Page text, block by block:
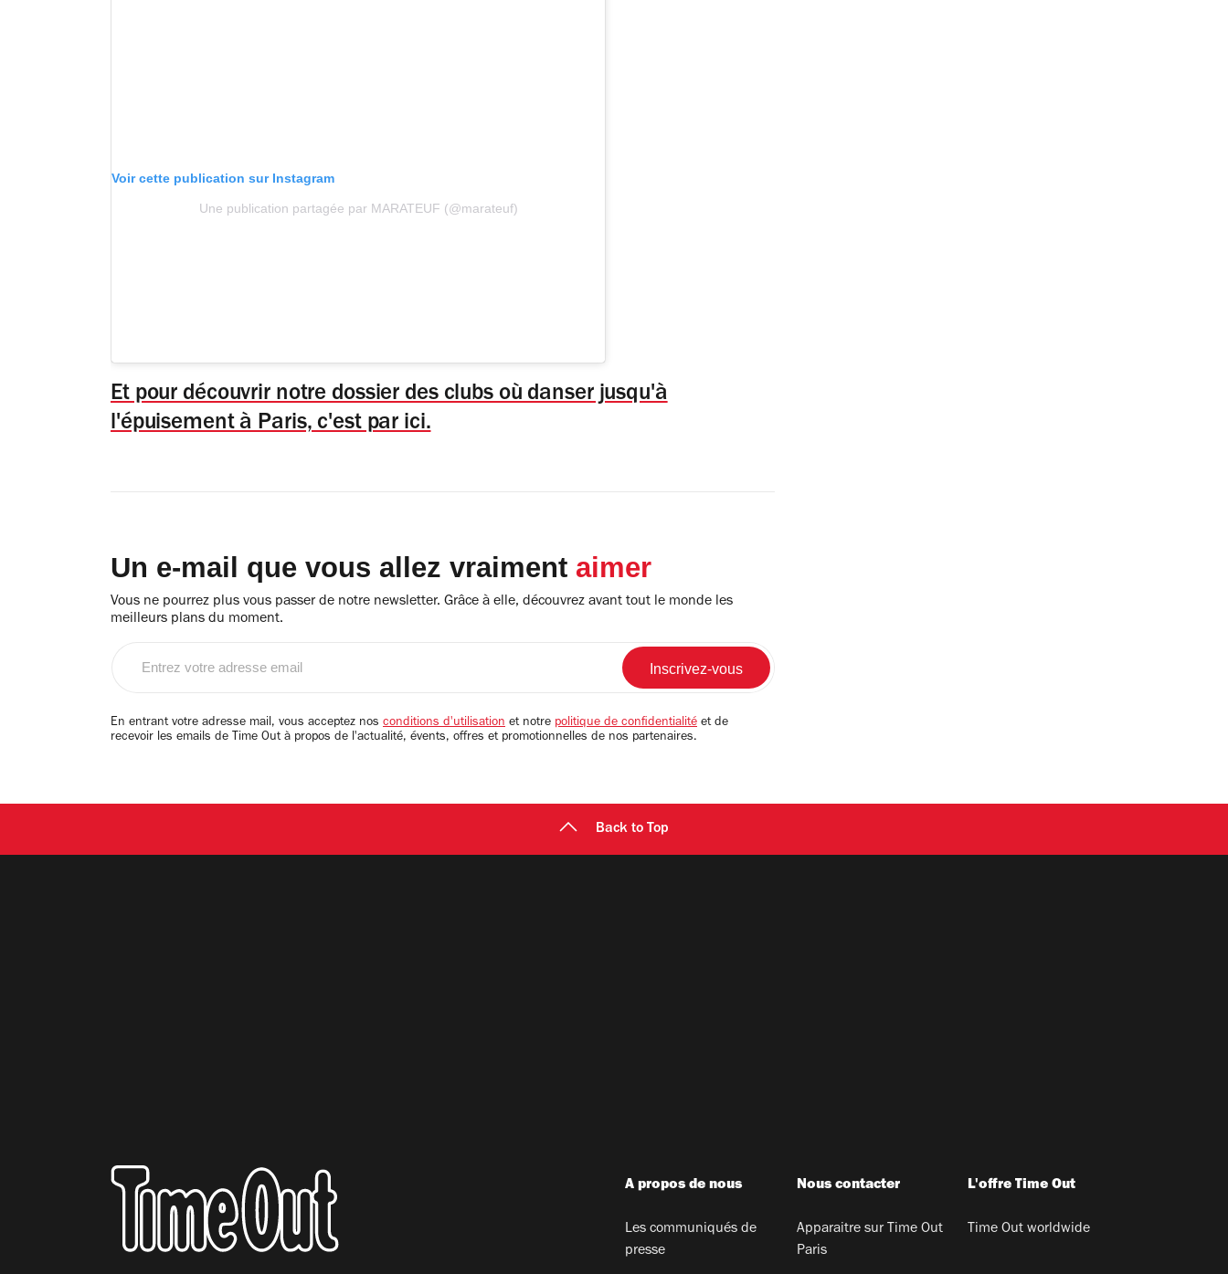
Voir cette publication sur Instagram
Une publication partagée par MARATEUF (@marateuf)
Et pour découvrir notre dossier des clubs où danser jusqu'à
l'épuisement à Paris, c'est par ici.
Un e-mail que vous allez vraiment aimer
Vous ne pourrez plus vous passer de notre newsletter. Grâce à elle, découvrez avant tout le monde les
meilleurs plans du moment.
email
En entrant votre adresse mail, vous acceptez nos conditions d'utilisation et notre politique de confidentialité et de
recevoir les emails de Time Out à propos de l'actualité, évents, offres et promotionnelles de nos partenaires.
Back to Top
A propos de nous
Les communiqués de
presse
Nous contacter
Apparaitre sur Time Out
Paris
L'offre Time Out
Time Out worldwide